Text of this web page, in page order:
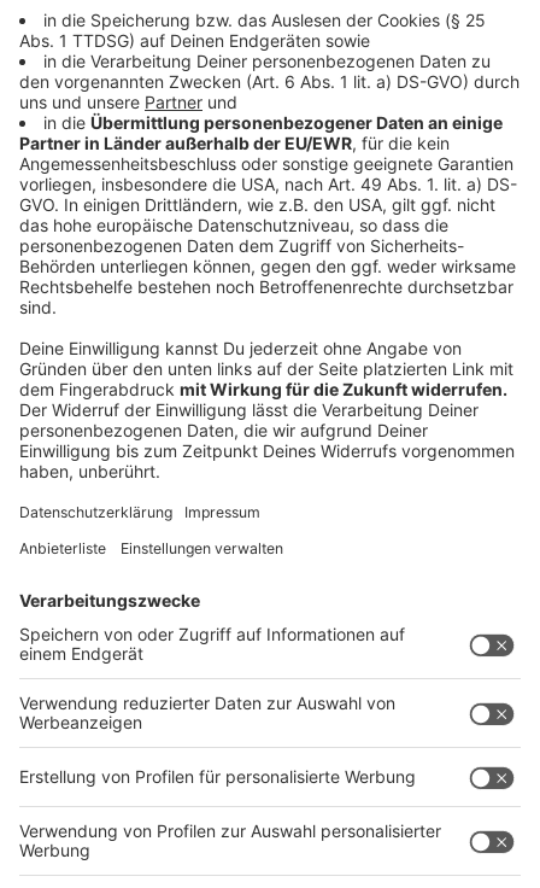
Anzeige
©BzGA
Anzeige
Welche Probleme es noch beim
Organspenden gibt
Die Anzahl an freiwilligen Organspendern sind gering,
vor allem in Deutschland. Warum? Immer wieder
zeigen Umfragen: Die meisten Deutschen würden ihre
Organe spenden. Viel weniger allerdings haben einen
Organspendeausweis. Ein Grund ist die Bequemlichkeit.
wenn es um die Situation geht, wie wir sterben, wird es
sehr persönlich. Ängste und Unsicherheiten sind immer
dabei. Das merken wir auch in den Gesprächen und ist
auch verständlich. Es ist auch klar, dass es religiöse
oder spirituelle Einstellungen gibt, die es auch zu
respektieren gilt", sagt uns Stefan Palmowski vom
Netzwerk Organspende NRW.
hoch genug. Die sogenannte Widerspruchslösung ist
2020 im Bundestag gescheitert. Die besagte, dass